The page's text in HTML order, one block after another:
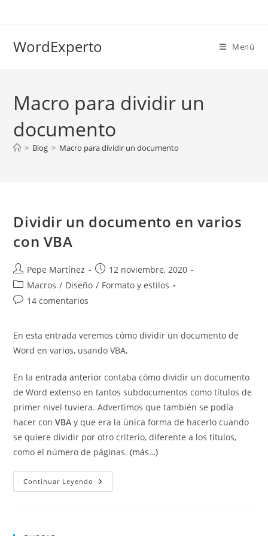
WordExperto Menú
Macro para dividir un
documento
> Blog > Macro para dividir un documento
Dividir un documento en varios
con VBA
Autor
de
la
entrada:
Pepe Martínez
Publicación
de
12 noviembre, 2020
Categoría
de
Macros / Diseño / Formato y estilos
Comentarios
entrada:
14 comentarios
En esta entrada veremos cómo dividir un documento de
Word en varios, usando VBA,
En laentrada anterior contaba cómo dividir un documento
de Word extenso en tantos subdocumentos como títulos de
primer nivel tuviera. Advertimos que también se podía
hacer conVBA y que era la única forma de hacerlo cuando
se quiere dividir por otro criterio, diferente a los títulos,
como el número de páginas.(más…)
Continuar Leyendo Dividir
Un